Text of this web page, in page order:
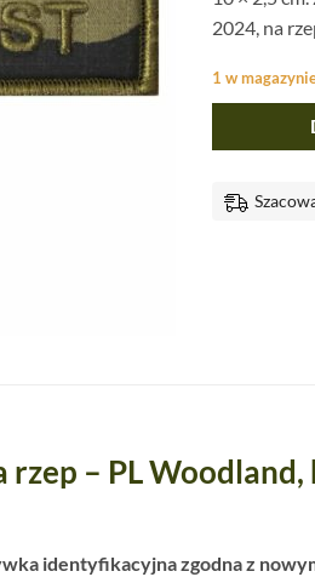
2024, na
1 w
– PL
identyfikacyjna zgodna z